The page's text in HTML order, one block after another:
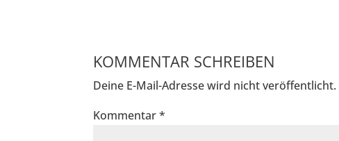
KOMMENTAR SCHREIBEN
Deine E-Mail-Adresse wird nicht veröffentlicht.
Kommentar*